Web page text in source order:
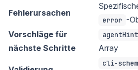
Fehlerursachen
error -
Vorschläge für
nächste Schritte
Array
cli-